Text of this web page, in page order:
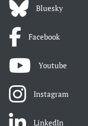
Bluesky
Facebook
Youtube
Instagram
LinkedIn